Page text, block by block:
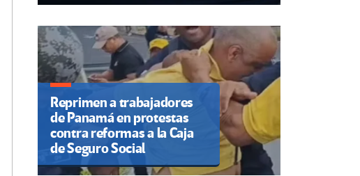
Reprimen a trabajadores
de Panamá en protestas
contra reformas a la Caja
de Seguro Social